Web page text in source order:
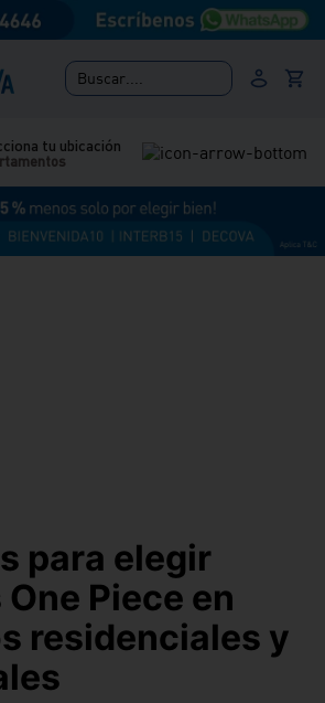
Buscar....
tu ubicación
para elegir
Piece en
residenciales y